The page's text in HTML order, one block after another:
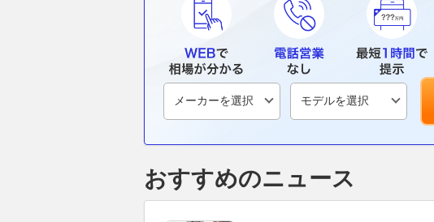
おすすめのニュース